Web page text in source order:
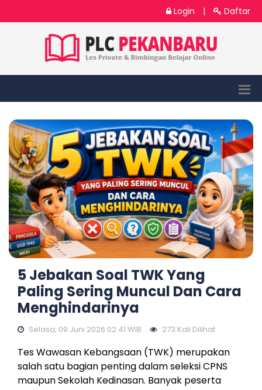
Login | Daftar
5 Jebakan Soal TWK Yang
Paling Sering Muncul Dan Cara
Menghindarinya
Selasa, 09 Juni 2026 02:41 WIB 273 Kali Dilihat
Tes Wawasan Kebangsaan (TWK) merupakan
salah satu bagian penting dalam seleksi CPNS
maupun Sekolah Kedinasan. Banyak peserta